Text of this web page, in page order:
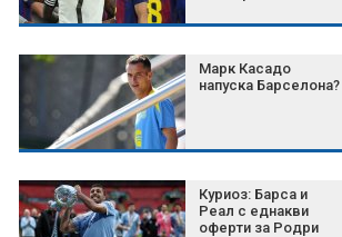
Марк Касадо
напуска Барселона?
Куриоз: Барса и
Реал с еднакви
оферти за Родри